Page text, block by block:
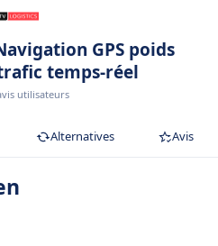
GPS poids
temps-réel
utilisateurs
Alternatives Avis